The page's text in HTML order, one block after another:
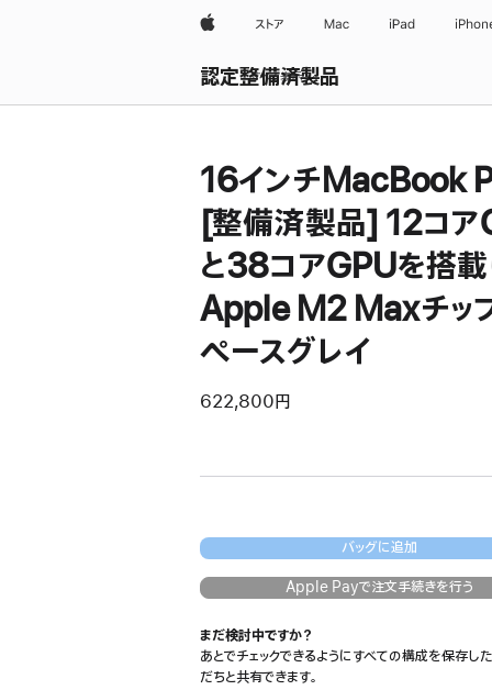
Appleストア Mac iPad
認定整備済製品
すべて表示
16インチMacBook
[整備済製品] 12コ
と38コアGPUを搭
Apple M2 Maxチッ
ペースグレイ
622,800円
バッグに追加
Apple Payで注文手続きを行う
まだ検討中ですか？
あとでチェックできるようにすべての構成を保存した
だちと共有できます。